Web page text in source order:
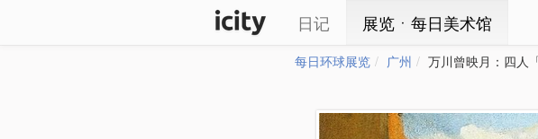
日记 展览ㆍ每日美术馆
每日环球展览 广州 万川曾映月：四人